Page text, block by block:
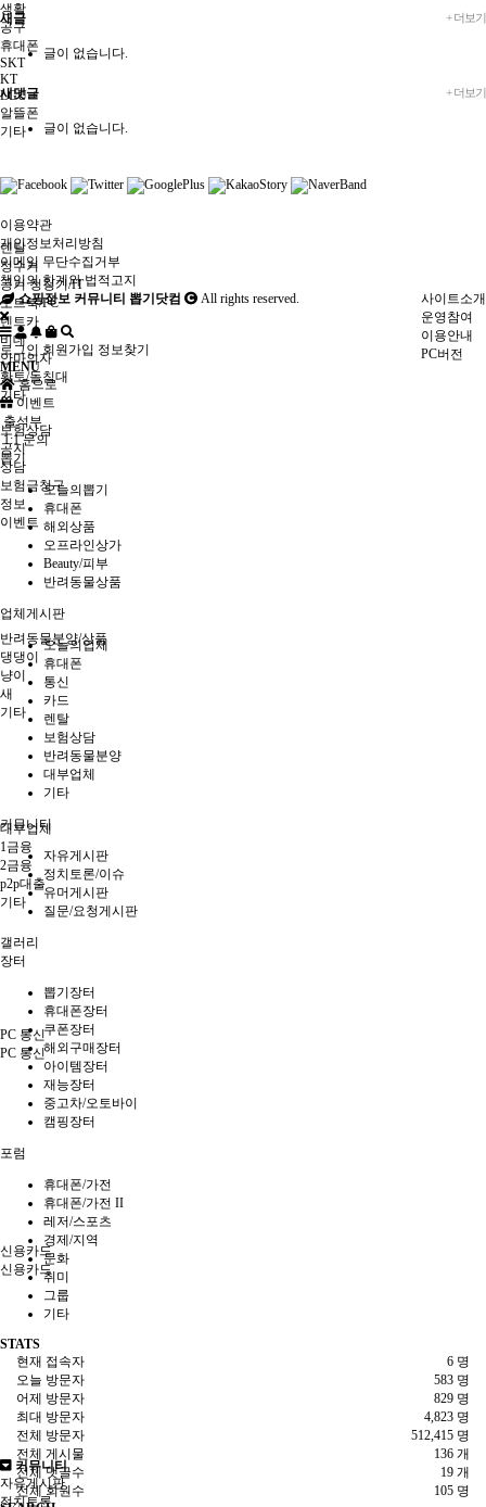
생활
공구
휴대폰
SKT
KT
LGU +
알뜰폰
기타
렌탈
정수기
공기 청청기/IT
노트북/PC
렌트카
비데
안마의자
황토/돌침대
기타
보험상담
공지
상담
보험금청구
정보
이벤트
반려동물분양/상품
댕댕이
냥이
새
기타
대부업체
1금융
2금융
p2p대출
기타
PC 통신
PC 통신
신용카드
신용카드
커뮤니티
자유게시판
정치토론
+ 더보기
새글
글이 없습니다.
+ 더보기
새댓글
글이 없습니다.
이용약관
개인정보처리방침
이메일 무단수집거부
책임의 한계와 법적고지
사이트소개
운영참여
이용안내
PC버전
쇼핑정보 커뮤니티 뽑기닷컴 All rights reserved.
로그인 회원가입 정보찾기
MENU
홈으로
이벤트
출석부
1:1 문의
뽑기
오늘의뽑기
휴대폰
해외상품
오프라인상가
Beauty/피부
반려동물상품
업체게시판
오늘의업체
휴대폰
통신
카드
렌탈
보험상담
반려동물분양
대부업체
기타
커뮤니티
자유게시판
정치토론/이슈
유머게시판
질문/요청게시판
갤러리
장터
뽑기장터
휴대폰장터
쿠폰장터
해외구매장터
아이템장터
재능장터
중고차/오토바이
캠핑장터
포럼
휴대폰/가전
휴대폰/가전 II
레저/스포츠
경제/지역
문화
취미
그룹
기타
STATS
6 명
현재 접속자
583 명
오늘 방문자
829 명
어제 방문자
4,823 명
최대 방문자
512,415 명
전체 방문자
136 개
전체 게시물
19 개
전체 댓글수
105 명
전체 회원수